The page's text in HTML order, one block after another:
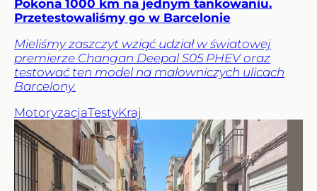
Pokona 1000 km na jednym tankowaniu.
Przetestowaliśmy go w Barcelonie
Mieliśmy zaszczyt wziąć udział w światowej
premierze Changan Deepal S05 PHEV oraz
testować ten model na malowniczych ulicach
Barcelony.
MotoryzacjaTestyKraj